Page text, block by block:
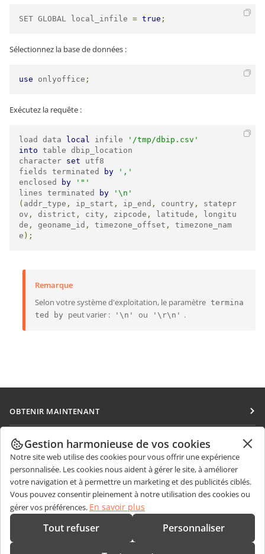
SET GLOBAL local_infile = true ;
Sélectionnez la base de données :
use onlyoffice ;
Exécutez la requête :
load data local infile
'/tmp/dbip.csv'
into table dbip_location
character set utf8
fields terminated
by
','
enclosed
by
'"'
lines terminated
by
'\n'
( addr_type , ip_start , ip_end , country ,
statepr
ov , district , city , zipcode , latitude ,
longitu
de , geoname_id , timezone_offset ,
timezone_nam
e );
Remarque
Selon votre système d'exploitation, le paramètre termina
ted by
peut varier : '\n' ou '\r\n' .
OBTENIR MAINTENANT
Docs
DocSpace
Workspace
Connecteurs
Applications de bureau
Applications mobiles
COLLABORATION
Pour les contributeurs
Pour les traducteurs
Pour les influenceurs
Offres d'emploi
OBTENIR DES NOUVELLES
Blog
OBTENIR DE L'AIDE
Forum
CONTACTEZ-NOUS
Questions de ventes
sales@onlyoffice.com
Gestion harmonieuse de vos cookies
Notre site web utilise des cookies pour vous offrir une expérience
personnalisée. Les cookies nous aident à gérer le site, à améliorer
votre navigation et à permettre un marketing et des publicités ciblés.
Vous pouvez consentir pleinement à notre utilisation des cookies ou
gérer vos préférences. En savoir plus
Tout refuser Personnaliser